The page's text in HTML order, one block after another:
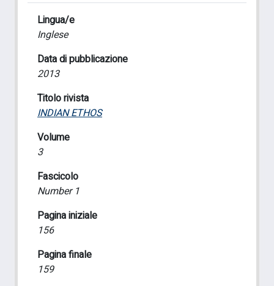
Lingua/e
Inglese
Data di pubblicazione
2013
Titolo rivista
INDIAN ETHOS
Volume
3
Fascicolo
Number 1
Pagina iniziale
156
Pagina finale
159